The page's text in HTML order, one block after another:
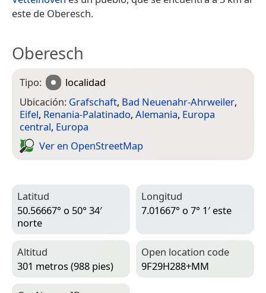
este de Oberesch.
Oberesch
Tipo:
localidad
Ubicación: Grafschaft, Bad Neuenahr-Ahrweiler,
Eifel, Renania-Palatinado, Alemania, Europa
central, Europa
Ver en Open­Street­Map
Latitud
50.56667° o 50° 34′
norte
Longitud
7.01667° o 7° 1′ este
Altitud
301 metros (988 pies)
Open location code
9F29H288+MM